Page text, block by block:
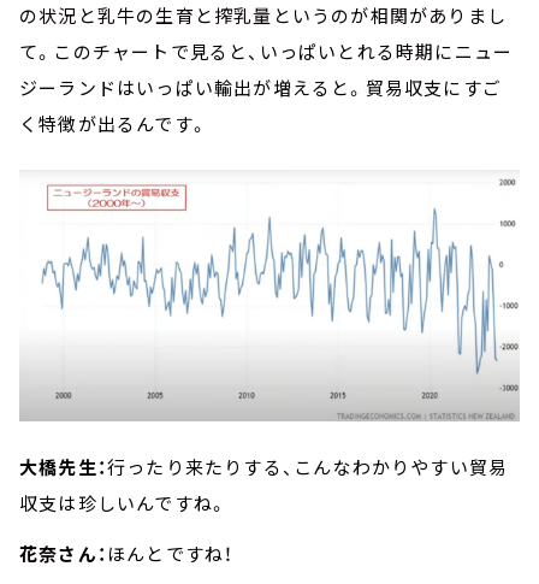
の状況と乳牛の生育と搾乳量というのが相関がありまし
て。このチャートで見ると、いっぱいとれる時期にニュー
ジーランドはいっぱい輸出が増えると。貿易収支にすご
く特徴が出るんです。
大橋先生：行ったり来たりする、こんなわかりやすい貿易
収支は珍しいんですね。
花奈さん：ほんとですね！